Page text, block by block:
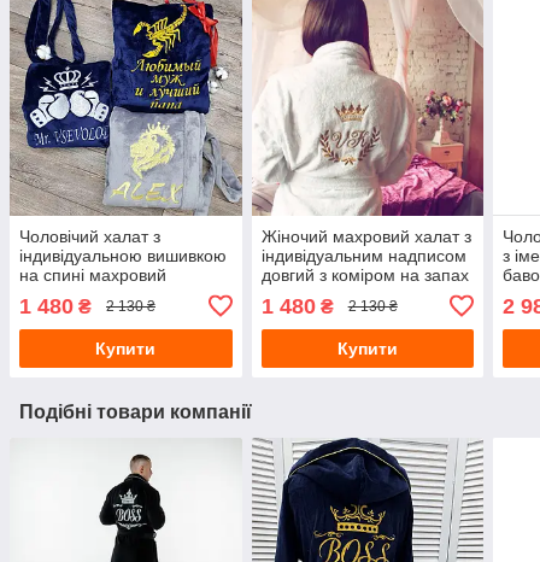
Чоловічий халат з
індивідуальною вишивкою
на спині махровий
1 480 ₴ 2 130 ₴
Купити
Жіночий махровий халат з
індивідуальним надписом
довгий з коміром на запах
1 480₴ 2 130 ₴
Купити
з
2
Подібні товари компанії